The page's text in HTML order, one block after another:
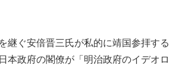
継ぐ安倍晋三氏が私的に靖国参拝する
本政府の閣僚が「明治政府のイデオロ